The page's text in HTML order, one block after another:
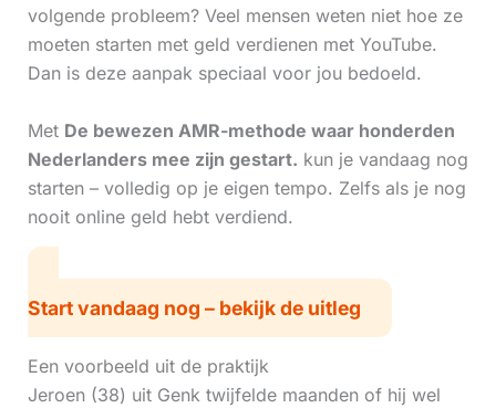
volgende probleem? Veel mensen weten niet hoe ze
moeten starten met geld verdienen met YouTube.
Dan is deze aanpak speciaal voor jou bedoeld.
Met De bewezen AMR-methode waar honderden
Nederlanders mee zijn gestart. kun je vandaag nog
starten – volledig op je eigen tempo. Zelfs als je nog
nooit online geld hebt verdiend.
Start vandaag nog – bekijk de uitleg
Een voorbeeld uit de praktijk
Jeroen (38) uit Genk twijfelde maanden of hij wel